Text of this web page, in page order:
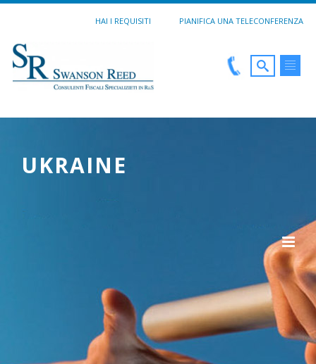
HAI I REQUISITI PIANIFICA UNA TELECONFERENZA
UKRAINE